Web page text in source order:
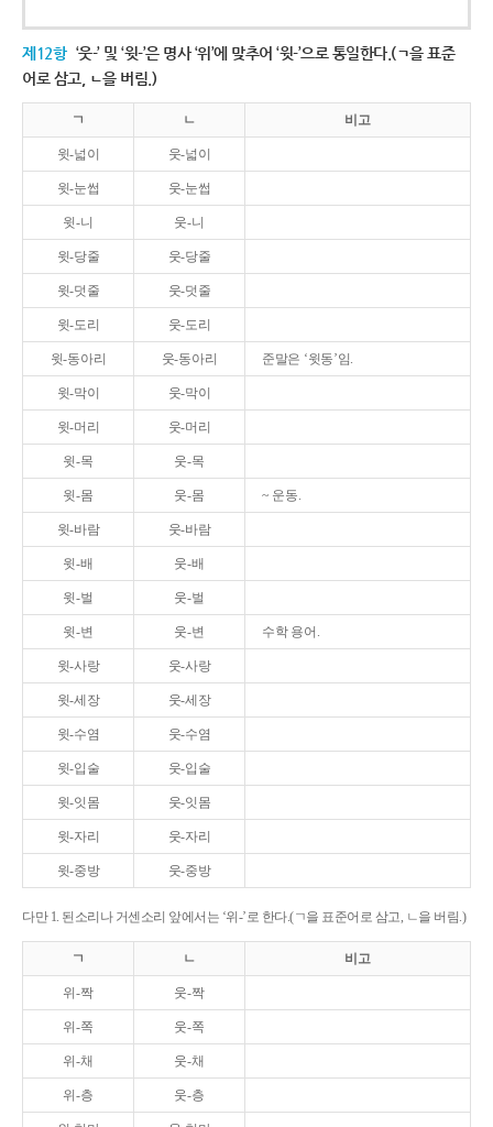
제12항 ‘웃-’ 및 ‘윗-’은 명사 ‘위’에 맞추어 ‘윗-’으로 통일한다.(ㄱ을 표준
어로 삼고, ㄴ을 버림.)
ㄱ ㄴ 비고
윗-넓이 웃-넓이
윗-눈썹 웃-눈썹
윗-니 웃-니
윗-당줄 웃-당줄
윗-덧줄 웃-덧줄
윗-도리 웃-도리
윗-동아리 웃-동아리 준말은 ‘윗동’임.
윗-막이 웃-막이
윗-머리 웃-머리
윗-목 웃-목
윗-몸 웃-몸 ~ 운동.
윗-바람 웃-바람
윗-배 웃-배
윗-벌 웃-벌
윗-변 웃-변 수학 용어.
윗-사랑 웃-사랑
윗-세장 웃-세장
윗-수염 웃-수염
윗-입술 웃-입술
윗-잇몸 웃-잇몸
윗-자리 웃-자리
윗-중방 웃-중방
다만 1. 된소리나 거센소리 앞에서는 ‘위-’로 한다.(ㄱ을 표준어로 삼고, ㄴ을 버림.)
ㄱ ㄴ 비고
위-짝 웃-짝
위-쪽 웃-쪽
위-채 웃-채
위-층 웃-층